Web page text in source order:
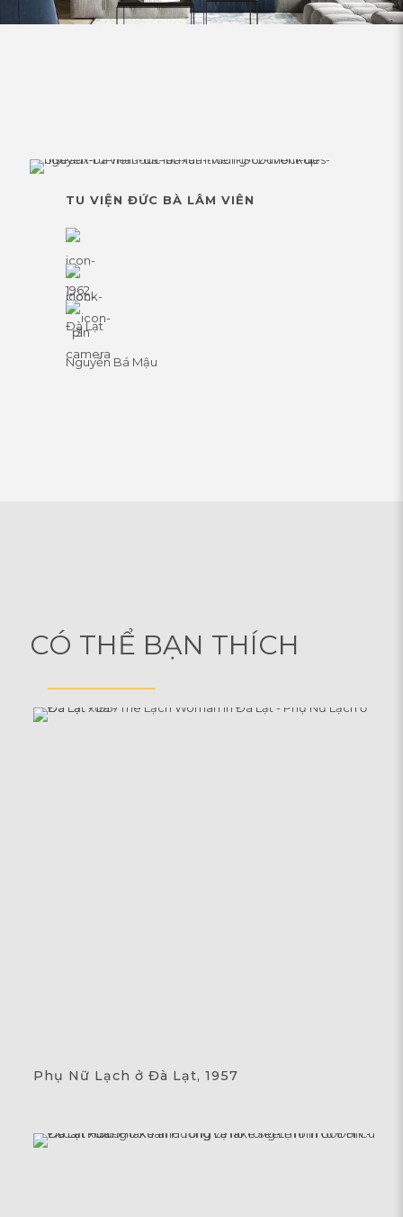
TU VIỆN ĐỨC BÀ LÂM VIÊN
1962
Đà Lạt
Nguyễn Bá Mậu
CÓ THỂ BẠN THÍCH
Phụ Nữ Lạch ở Đà Lạt, 1957